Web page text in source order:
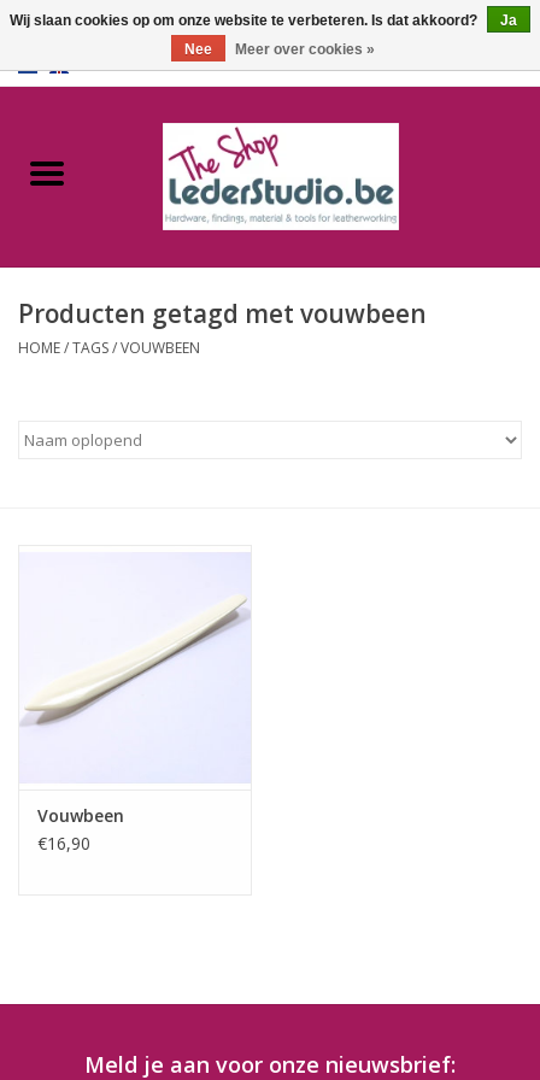
Catalogus
FAQ
Producten getagd met vouwbeen
HOME/TAGS/VOUWBEEN
Vouwbeen
€16,90
Meld je aan voor onze nieuwsbrief:
Wij slaan cookies op om onze website te verbeteren. Is dat akkoord?
Ja
Nee
Meer over cookies »